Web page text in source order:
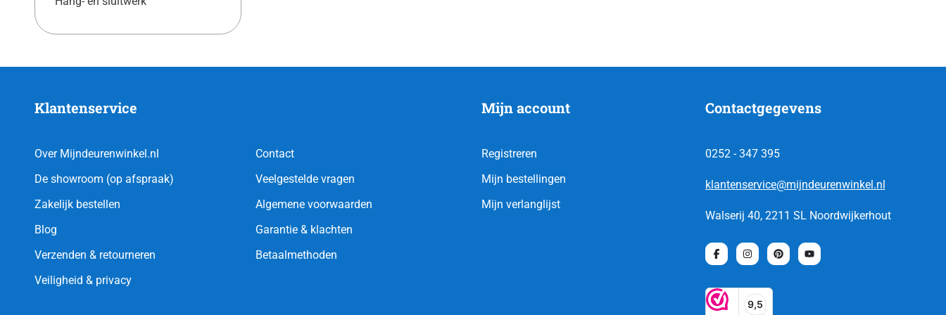
Klantenservice
Over Mijndeurenwinkel.nl
De showroom (op afspraak)
Zakelijk bestellen
Blog
Verzenden & retourneren
Veiligheid & privacy
Contact
Veelgestelde vragen
Algemene voorwaarden
Garantie & klachten
Betaalmethoden
Mijn account
Registreren
Mijn bestellingen
Mijn verlanglijst
Contactgegevens
0252 - 347 395
klantenservice@mijndeurenwinkel.nl
Walserij 40, 2211 SL Noordwijkerhout